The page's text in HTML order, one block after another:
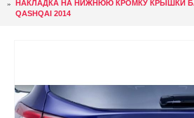
НАКЛАДКА НА НИЖНЮЮ КРОМКУ КРЫШКИ
QASHQAI 2014